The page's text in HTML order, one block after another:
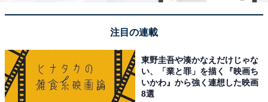
大型商業施設もあり、子育て世帯を中心に人口増加が続
いている街です。また、九州の交通の要衝地として知ら
れ、その利便性の高さから、久光製薬が本社を置くほ
注目の連載
東野圭吾や湊かなえだけじゃな
い、「業と罪」を描く『映画ち
いかわ』から強く連想した映画
8選